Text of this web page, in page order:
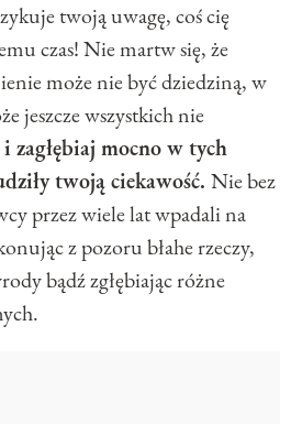
twoją uwagę, coś cię
czas! Nie martw się, że
może nie być dziedziną, w
jeszcze wszystkich nie
zagłębiaj mocno w tych
twoją ciekawość. Nie bez
przez wiele lat wpadali na
z pozoru błahe rzeczy,
bądź zgłębiając różne